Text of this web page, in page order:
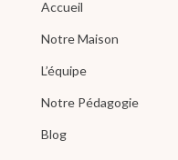
Accueil
Notre Maison
L’équipe
Notre Pédagogie
Blog